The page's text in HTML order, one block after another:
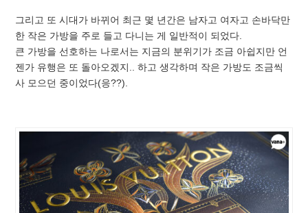
그리고 또 시대가 바뀌어 최근 몇 년간은 남자고 여자고 손바닥만
한 작은 가방을 주로 들고 다니는 게 일반적이 되었다.
큰 가방을 선호하는 나로서는 지금의 분위기가 조금 아쉽지만 언
젠가 유행은 또 돌아오겠지.. 하고 생각하며 작은 가방도 조금씩
사 모으던 중이었다(응??).